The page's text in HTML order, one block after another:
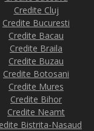
Credite Cluj
Credite Bucuresti
Credite Bacau
Credite Braila
Credite Buzau
Credite Botosani
Credite Mures
Credite Bihor
Credite Neamt
Bistrita-Nasaud